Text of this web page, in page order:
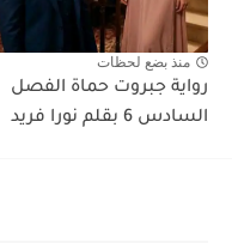
منذ بضع لحظات
رواية جبروت حماة الفصل
السادس 6 بقلم نورا فريد